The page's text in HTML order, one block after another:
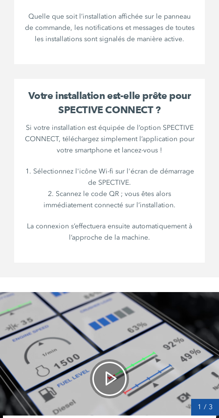
Quelle que soit l’installation affichée sur le panneau
de commande, les notifications et messages de toutes
les installations sont signalés de manière active.
Votre installation est-elle prête pour
SPECTIVE CONNECT ?
Si votre installation est équipée de l’option SPECTIVE
CONNECT, téléchargez simplement l’application pour
votre smartphone et lancez-vous !
1. Sélectionnez l'icône Wi-fi sur l'écran de démarrage
de SPECTIVE.
2. Scannez le code QR ; vous êtes alors
immédiatement connecté sur l’installation.
La connexion s’effectuera ensuite automatiquement à
l’approche de la machine.
1 / 3